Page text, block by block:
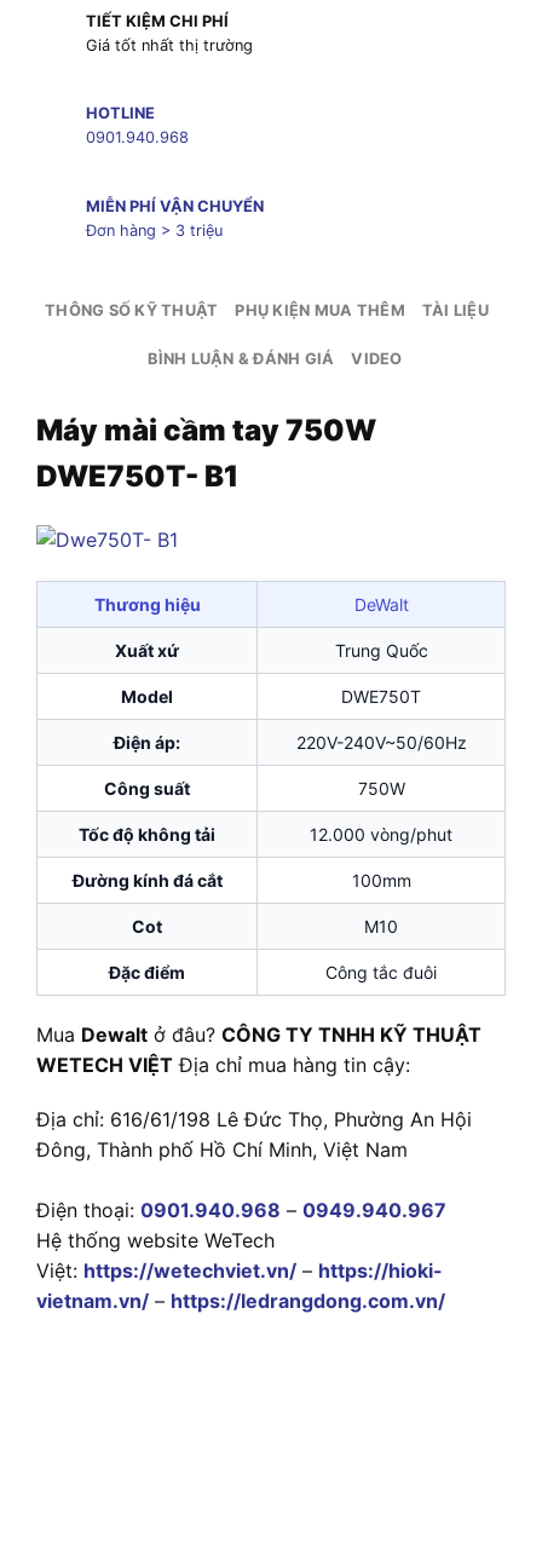
TIẾT KIỆM CHI PHÍ
Giá tốt nhất thị trường
HOTLINE
0901.940.968
MIỄN PHÍ VẬN CHUYỂN
Đơn hàng > 3 triệu
THÔNG SỐ KỸ THUẬT PHỤ KIỆN MUA THÊM TÀI LIỆU
BÌNH LUẬN & ĐÁNH GIÁ VIDEO
Máy mài cầm tay 750W
DWE750T- B1
Thương hiệu DeWalt
Xuất xứ Trung Quốc
Model DWE750T
Điện áp: 220V-240V~50/60Hz
Công suất 750W
Tốc độ không tải 12.000 vòng/phut
Đường kính đá cắt 100mm
Cot M10
Đặc điểm Công tắc đuôi
Mua Dewalt ở đâu? CÔNG TY TNHH KỸ THUẬT
WETECH VIỆT Địa chỉ mua hàng tin cậy:
Địa chỉ: 616/61/198 Lê Đức Thọ, Phường An Hội
Đông, Thành phố Hồ Chí Minh, Việt Nam
Điện thoại: 0901.940.968 – 0949.940.967
Hệ thống website WeTech
Việt: https://wetechviet.vn/ – https://hioki-
vietnam.vn/ – https://ledrangdong.com.vn/